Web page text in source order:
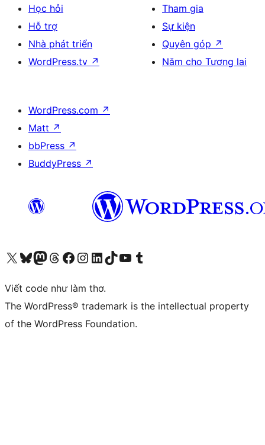
Học hỏi
Hỗ trợ
Nhà phát triển
WordPress.tv ↗
Tham gia
Sự kiện
Quyên góp ↗
Năm cho Tương lai
WordPress.com ↗
Matt ↗
bbPress ↗
BuddyPress ↗
Truy cập tài khoản X (trước đây là Twitter) của chúng tôiVisit our Bluesky account
Visit our Mastodon account
Visit our Threads account
Xem trang Facebook của chúng tôiTruy cập tài khoản Instagram của chúng tôiTruy cập tài khoản LinkedIn của chúng tôiVisit our TikTok account
Truy cập kênh YouTube của chúng tôi Visit our Tumblr account
Viết code như làm thơ.
The WordPress® trademark is the intellectual property
of the WordPress Foundation.